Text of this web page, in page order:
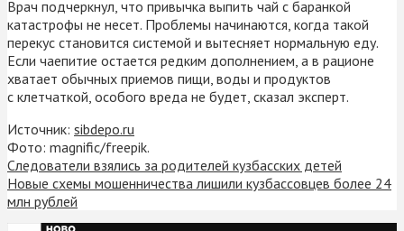
Врач подчеркнул, что привычка выпить чай с баранкой
катастрофы не несет. Проблемы начинаются, когда такой
перекус становится системой и вытесняет нормальную еду.
Если чаепитие остается редким дополнением, а в рационе
хватает обычных приемов пищи, воды и продуктов
с клетчаткой, особого вреда не будет, сказал эксперт.
Источник: sibdepo.ru
Фото: magnific/freepik.
Следователи взялись за родителей кузбасских детей
Новые схемы мошенничества лишили кузбассовцев более 24
млн рублей